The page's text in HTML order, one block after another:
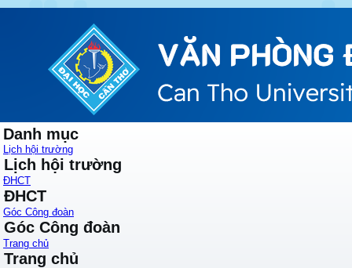
Danh mục
Lịch hội trường
Lịch hội trường
ĐHCT
ĐHCT
Góc Công đoàn
Góc Công đoàn
Trang chủ
Trang chủ